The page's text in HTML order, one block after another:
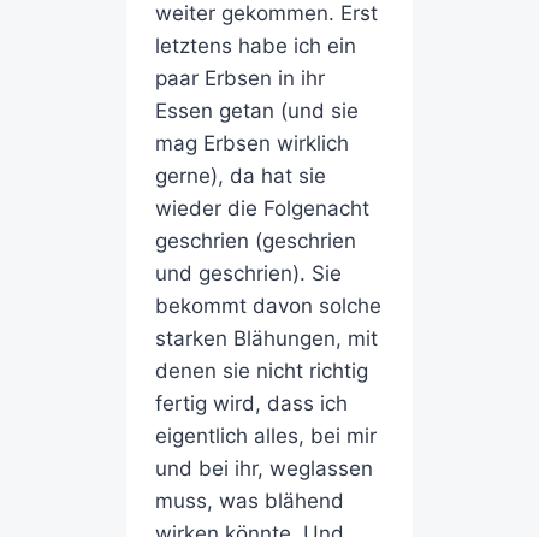
weiter gekommen. Erst
letztens habe ich ein
paar Erbsen in ihr
Essen getan (und sie
mag Erbsen wirklich
gerne), da hat sie
wieder die Folgenacht
geschrien (geschrien
und geschrien). Sie
bekommt davon solche
starken Blähungen, mit
denen sie nicht richtig
fertig wird, dass ich
eigentlich alles, bei mir
und bei ihr, weglassen
muss, was blähend